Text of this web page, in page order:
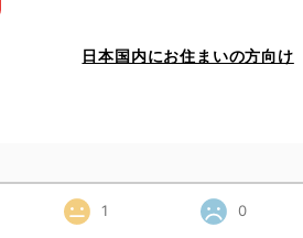
日本国内にお住まいの方向け
1 0